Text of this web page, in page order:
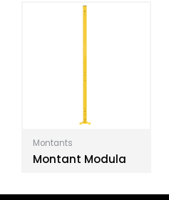
Montants
Montant Modula